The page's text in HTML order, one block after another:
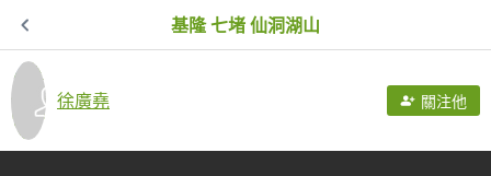
基隆 七堵 仙洞湖山
徐廣堯 關注他